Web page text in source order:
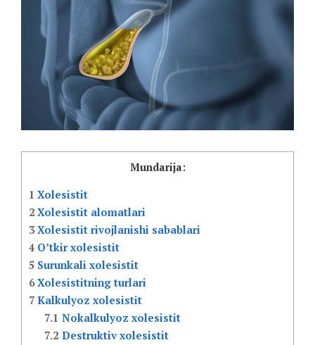
Mundarija:
1 Xolesistit
2 Xolesistit alomatlari
3Xolesistit rivojlanishi sabablari
4 O’tkir xolesistit
5 Surunkali xolesistit
6Xolesistitning turlari
7 Kalkulyoz xolesistit
7.1 Nokalkulyoz xolesistit
7.2 Destruktiv xolesistit